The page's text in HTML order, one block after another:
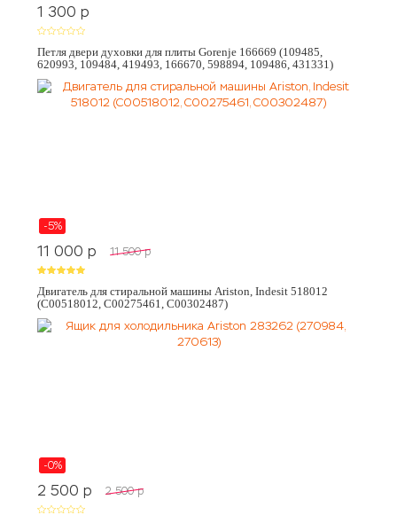
1 300 p
Петля двери духовки для плиты Gorenje 166669 (109485,
620993, 109484, 419493, 166670, 598894, 109486, 431331)
-5%
11 000 p 11 500 p
Двигатель для стиральной машины Ariston, Indesit 518012
(C00518012, C00275461, C00302487)
-0%
2 500 p 2 500 p